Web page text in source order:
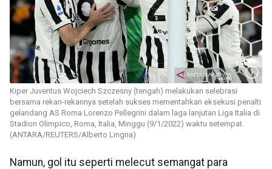
Kiper Juventus Wojciech Szczesny (tengah) melakukan selebrasi
bersama rekan-rekannya setelah sukses mementahkan eksekusi penalti
gelandang AS Roma Lorenzo Pellegrini dalam laga lanjutan Liga Italia di
Stadion Olimpico, Roma, Italia, Minggu (9/1/2022) waktu setempat.
(ANTARA/REUTERS/Alberto Lingria)
Namun, gol itu seperti melecut semangat para